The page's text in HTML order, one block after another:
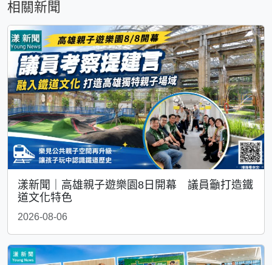
相關新聞
漾新聞｜高雄親子遊樂園8日開幕 議員籲打造鐵
道文化特色
2026-08-06